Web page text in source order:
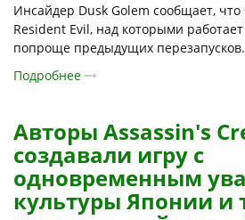
Инсайдер Dusk Golem сообщает,
Resident Evil, над которыми работает
попроще предыдущих перезапусков.
Подробнее
Авторы Assassin's
создавали игру с
одновременным
культуры Японии и